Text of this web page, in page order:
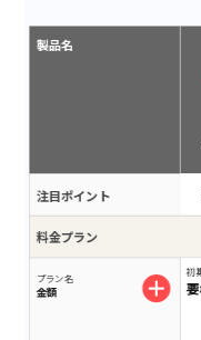
製品名
注目ポイント
料金プラン
プラン名
金額
初